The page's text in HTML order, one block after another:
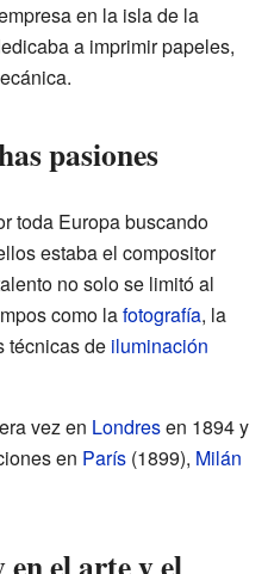
en la isla de la
a imprimir papeles,
pasiones
toda Europa buscando
estaba el compositor
no solo se limitó al
como lafotografía, la
técnicas de iluminación
vez en Londresen 1894 y
en París (1899), Milán